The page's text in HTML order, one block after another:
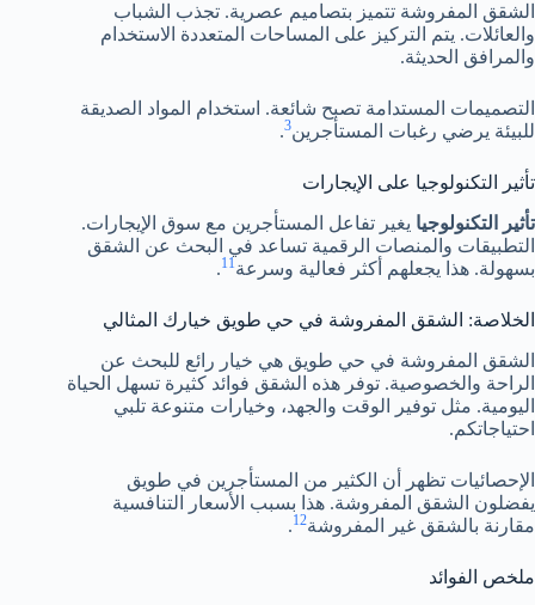
الشقق المفروشة تتميز بتصاميم عصرية. تجذب الشباب
والعائلات. يتم التركيز على المساحات المتعددة الاستخدام
والمرافق الحديثة.
التصميمات المستدامة تصبح شائعة. استخدام المواد الصديقة
للبيئة يرضي رغبات المستأجرين3
.
تأثير التكنولوجيا على الإيجارات
تأثير التكنولوجيا يغير تفاعل المستأجرين مع سوق الإيجارات.
التطبيقات والمنصات الرقمية تساعد في البحث عن الشقق
بسهولة. هذا يجعلهم أكثر فعالية وسرعة11
.
الخلاصة: الشقق المفروشة في حي طويق خيارك المثالي
الشقق المفروشة في حي طويق هي خيار رائع للبحث عن
الراحة والخصوصية. توفر هذه الشقق فوائد كثيرة تسهل الحياة
اليومية. مثل توفير الوقت والجهد، وخيارات متنوعة تلبي
احتياجاتكم.
الإحصائيات تظهر أن الكثير من المستأجرين في طويق
يفضلون الشقق المفروشة. هذا بسبب الأسعار التنافسية
مقارنة بالشقق غير المفروشة12
.
ملخص الفوائد